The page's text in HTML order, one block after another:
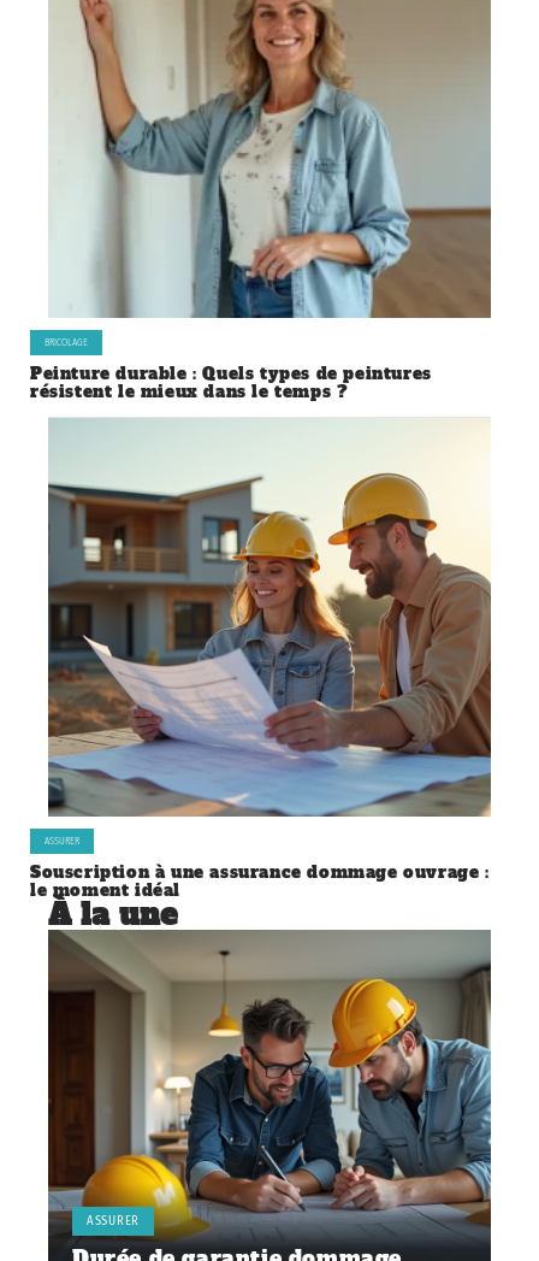
BRICOLAGE
Peinture durable : Quels types de peintures
résistent le mieux dans le temps ?
ASSURER
Souscription à une assurance dommage ouvrage :
le moment idéal
À la une
ASSURER